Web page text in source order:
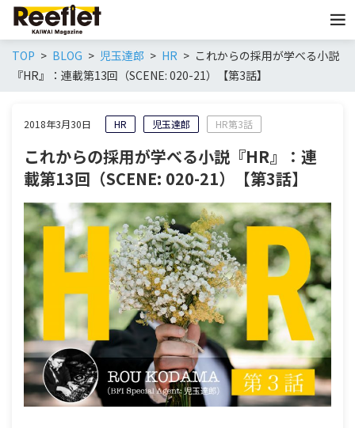
TOP BLOG 児玉達郎 HR
これからの採用が学べる小説
『HR』：連載第13回（SCENE: 020-21）【第3話】
2018年3月30日 HR 児玉達郎 HR第3話
これからの採用が学べる小説『HR』：連
載第13回（SCENE: 020-21）【第3話】